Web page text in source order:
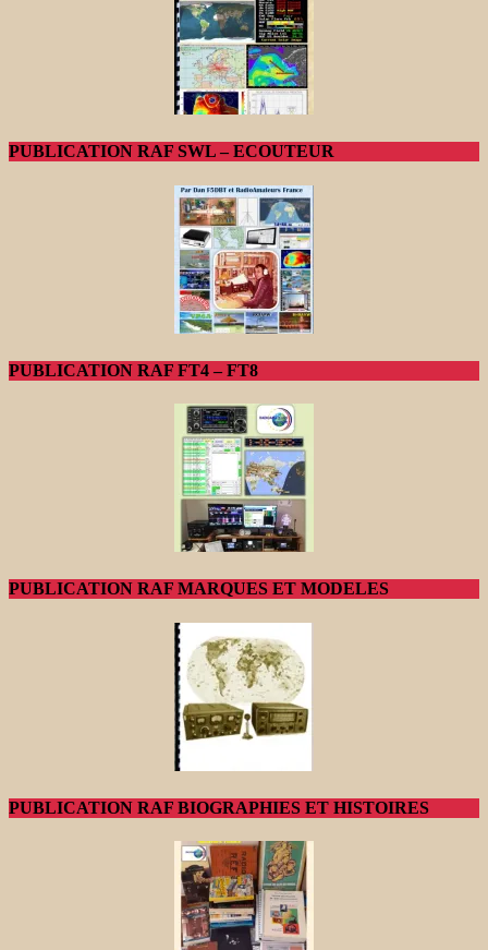
PUBLICATION RAF SWL – ECOUTEUR
PUBLICATION RAF FT4 – FT8
PUBLICATION RAF MARQUES ET MODELES
PUBLICATION RAF BIOGRAPHIES ET HISTOIRES